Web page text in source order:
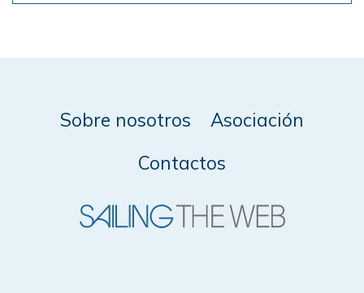
Sobre nosotros
Asociación
Contactos